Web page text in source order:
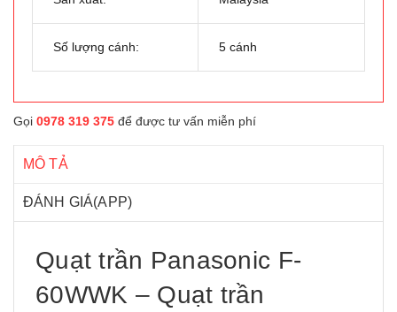
Số lượng cánh: 5 cánh
Gọi 0978 319 375 để được tư vấn miễn phí
MÔ TẢ
ĐÁNH GIÁ(APP)
Quạt trần Panasonic F-
60WWK – Quạt trần